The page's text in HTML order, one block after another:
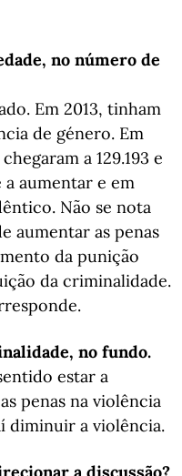
no número de
Em 2013, tinham
de género. Em
a 129.193 e
a aumentar e em
Não se nota
aumentar as penas
da punição
da criminalidade.
no fundo.
estar a
penas na violência
diminuir a violência.